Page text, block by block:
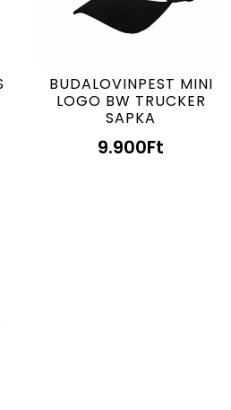
BUDALOVINPEST MINI
LOGO BW TRUCKER
SAPKA
9.900Ft